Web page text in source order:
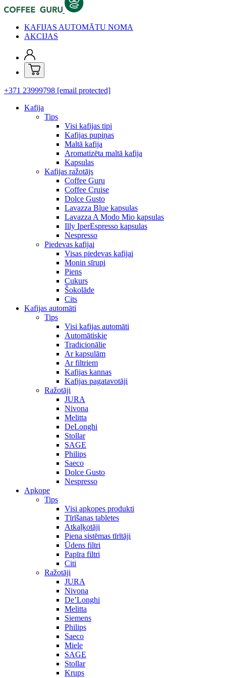
KAFIJAS AUTOMĀTU NOMA
AKCIJAS
+371 23999798 [email protected]
Kafija
Tips
Visi kafijas tipi
Kafijas pupiņas
Maltā kafija
Aromatizēta maltā kafija
Kapsulas
Kafijas ražotājs
Coffee Guru
Coffee Cruise
Dolce Gusto
Lavazza Blue kapsulas
Lavazza A Modo Mio kapsulas
Illy IperEspresso kapsulas
Nespresso
Piedevas kafijai
Visas piedevas kafijai
Monin sīrupi
Piens
Cukurs
Šokolāde
Cits
Kafijas automāti
Tips
Visi kafijas automāti
Automātiskie
Tradicionālie
Ar kapsulām
Ar filtriem
Kafijas kannas
Kafijas pagatavotāji
Ražotāji
JURA
Nivona
Melitta
DeLonghi
Stollar
SAGE
Philips
Saeco
Dolce Gusto
Nespresso
Apkope
Tips
Visi apkopes produkti
Tīrīšanas tabletes
Atkaļķotāji
Piena sistēmas tīrītāji
Ūdens filtri
Papīra filtri
Citi
Ražotāji
JURA
Nivona
De’Longhi
Melitta
Siemens
Philips
Saeco
Miele
SAGE
Stollar
Krups